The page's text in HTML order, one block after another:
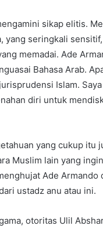
sikap elitis.
yang seringkali
memadai. Ade
Bahasa Arab.
Islam.
diri untuk
yang cukup itu
Muslim lain yang ingin
Ade Armando
ustadz anu atau ini.
otoritas Ulil